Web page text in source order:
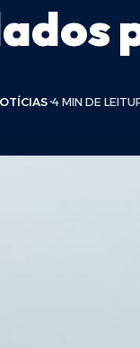
4 MIN DE